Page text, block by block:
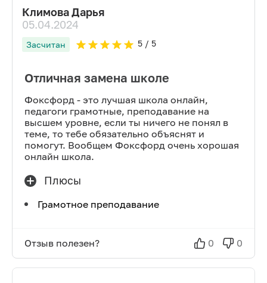
Климова Дарья
05.04.2024
Засчитан 5/ 5
Отличная замена школе
Фоксфорд - это лучшая школа онлайн,
педагоги грамотные, преподавание на
высшем уровне, если ты ничего не понял в
теме, то тебе обязательно объяснят и
помогут. Вообщем Фоксфорд очень хорошая
онлайн школа.
Плюсы
Грамотное преподавание
Отзыв полезен? 0 0